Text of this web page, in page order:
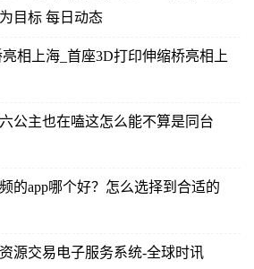
目标 每日动态
相上海_首座3D打印伸缩桥亮相上
公主也在嗑这怎么能不算是同台
的app哪个好？怎么选择到合适的
源交易电子服务系统-全球时讯